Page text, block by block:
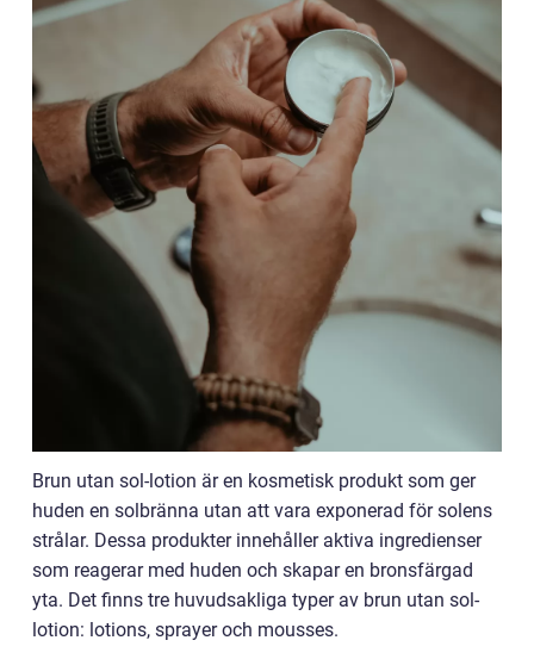
Brun utan sol-lotion är en kosmetisk produkt som ger
huden en solbränna utan att vara exponerad för solens
strålar. Dessa produkter innehåller aktiva ingredienser
som reagerar med huden och skapar en bronsfärgad
yta. Det finns tre huvudsakliga typer av brun utan sol-
lotion: lotions, sprayer och mousses.